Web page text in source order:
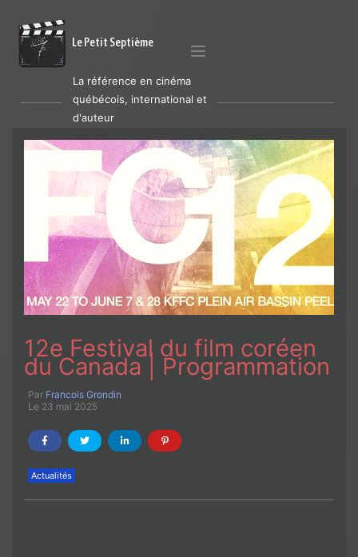
Le Petit Septième
La référence en cinéma
québécois, international et
d'auteur
12e Festival du film coréen
du Canada | Programmation
Par Francois Grondin
Le 23 mai 2025
Actualités